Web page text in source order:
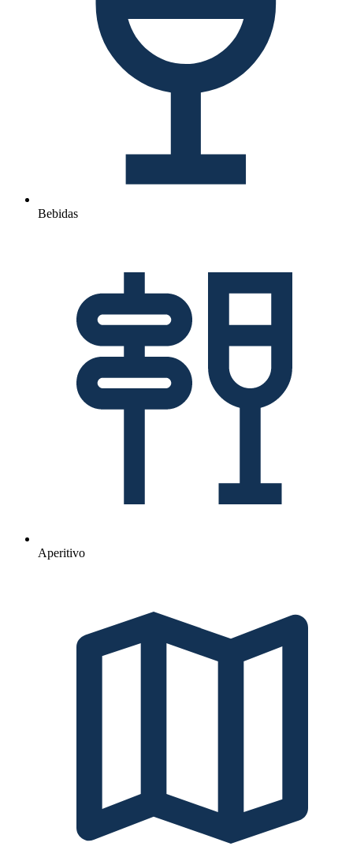
Bebidas
Aperitivo